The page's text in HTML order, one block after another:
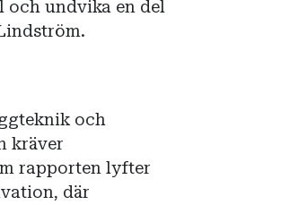
och undvika en del
och
kräver
rapporten lyfter
där